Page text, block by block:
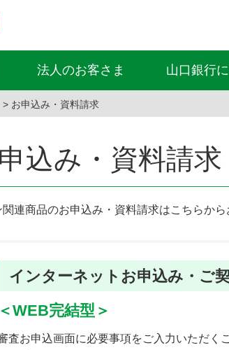
法人のお客さま 山口銀行
お申込み・資料請求
込み・資料請求
関連商品のお申込み・資料請求はこちらから
インターネットお申込み・ご
＜WEB完結型＞
査お申込画面に必要事項をご入力いただく